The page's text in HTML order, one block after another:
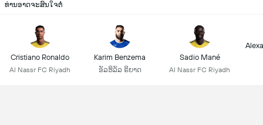
ທ່ານອາດຈະສົນໃຈຕໍ່
Cristiano Ronaldo
Al Nassr FC Riyadh
Karim Benzema
ອັລຮິລັລ ຣິຍາດ
Sadio Mané
Al Nassr FC Riyadh